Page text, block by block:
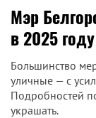
Мэр
в 2025
Большинство
уличные — с
Подробностей
украшать.